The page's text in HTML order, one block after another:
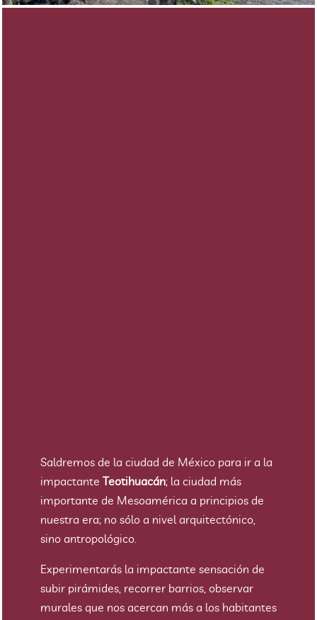
Saldremos de la ciudad de México para ir a la
impactante
Teotihuacán; la ciudad más
importante de Mesoamérica a principios de
nuestra era; no sólo a nivel arquitectónico,
sino antropológico.
Experimentarás la impactante sensación de
subir pirámides, recorrer barrios, observar
murales que nos acercan más a los habitantes